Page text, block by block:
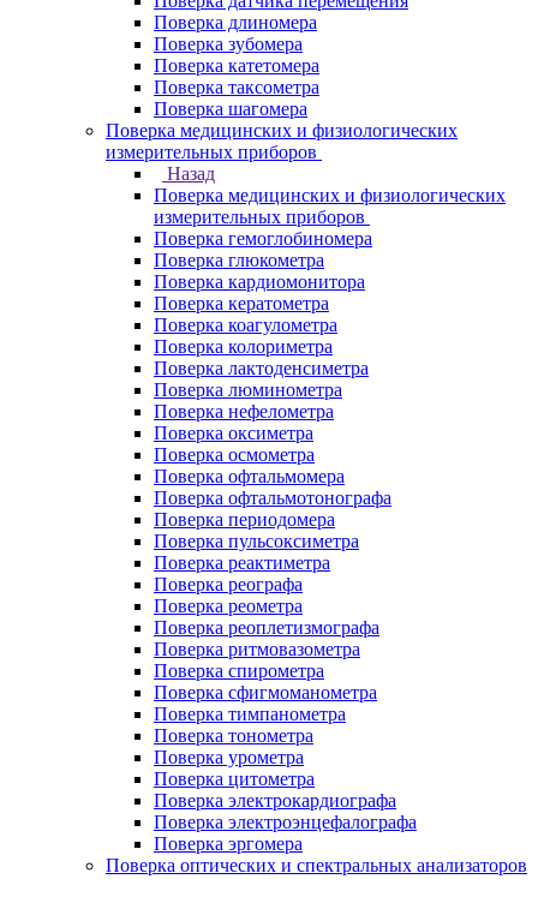
Поверка длиномера
Поверка зубомера
Поверка катетомера
Поверка таксометра
Поверка шагомера
Поверка медицинских и физиологических
измерительных приборов
Назад
Поверка медицинских и физиологических
измерительных приборов
Поверка гемоглобиномера
Поверка глюкометра
Поверка кардиомонитора
Поверка кератометра
Поверка коагулометра
Поверка колориметра
Поверка лактоденсиметра
Поверка люминометра
Поверка нефелометра
Поверка оксиметра
Поверка осмометра
Поверка офтальмомера
Поверка офтальмотонографа
Поверка периодомера
Поверка пульсоксиметра
Поверка реактиметра
Поверка реографа
Поверка реометра
Поверка реоплетизмографа
Поверка ритмовазометра
Поверка спирометра
Поверка сфигмоманометра
Поверка тимпанометра
Поверка тонометра
Поверка урометра
Поверка цитометра
Поверка электрокардиографа
Поверка электроэнцефалографа
Поверка эргомера
Поверка оптических и спектральных анализаторов